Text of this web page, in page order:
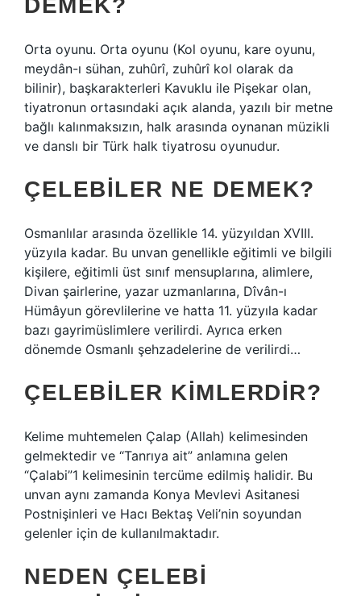
DEMEK?
Orta oyunu. Orta oyunu (Kol oyunu, kare oyunu,
meydân-ı sühan, zuhûrî, zuhûrî kol olarak da
bilinir), başkarakterleri Kavuklu ile Pişekar olan,
tiyatronun ortasındaki açık alanda, yazılı bir metne
bağlı kalınmaksızın, halk arasında oynanan müzikli
ve danslı bir Türk halk tiyatrosu oyunudur.
ÇELEBILER NE DEMEK?
Osmanlılar arasında özellikle 14. yüzyıldan XVIII.
yüzyıla kadar. Bu unvan genellikle eğitimli ve bilgili
kişilere, eğitimli üst sınıf mensuplarına, alimlere,
Divan şairlerine, yazar uzmanlarına, Dîvân-ı
Hümâyun görevlilerine ve hatta 11. yüzyıla kadar
bazı gayrimüslimlere verilirdi. Ayrıca erken
dönemde Osmanlı şehzadelerine de verilirdi…
ÇELEBILER KIMLERDIR?
Kelime muhtemelen Çalap (Allah) kelimesinden
gelmektedir ve “Tanrıya ait” anlamına gelen
“Çalabi”1 kelimesinin tercüme edilmiş halidir. Bu
unvan aynı zamanda Konya Mevlevi Asitanesi
Postnişinleri ve Hacı Bektaş Veli’nin soyundan
gelenler için de kullanılmaktadır.
NEDEN ÇELEBI